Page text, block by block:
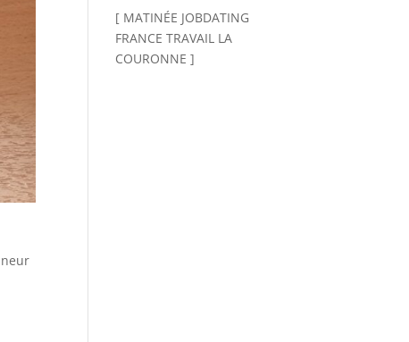
[ MATINÉE JOBDATING
FRANCE TRAVAIL LA
COURONNE ]